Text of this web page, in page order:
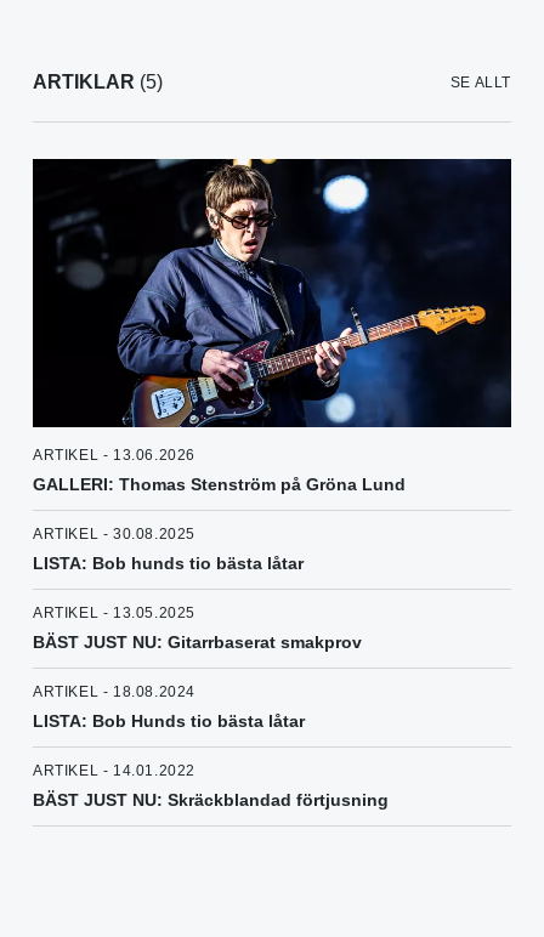
ARTIKLAR (5) SE ALLT
ARTIKEL - 13.06.2026
GALLERI: Thomas Stenström på Gröna Lund
ARTIKEL - 30.08.2025
LISTA: Bob hunds tio bästa låtar
ARTIKEL - 13.05.2025
BÄST JUST NU: Gitarrbaserat smakprov
ARTIKEL - 18.08.2024
LISTA: Bob Hunds tio bästa låtar
ARTIKEL - 14.01.2022
BÄST JUST NU: Skräckblandad förtjusning